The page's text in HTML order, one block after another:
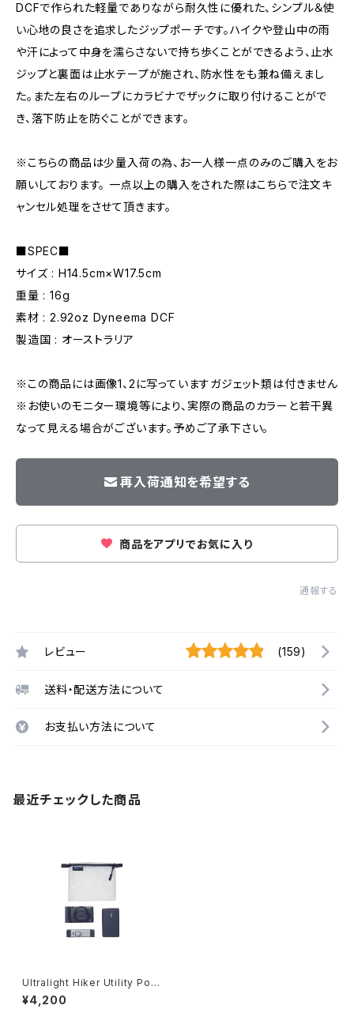
DCFで作られた軽量でありながら耐久性に優れた、シンプル＆使
い心地の良さを追求したジップポーチです。ハイクや登山中の雨
や汗によって中身を濡らさないで持ち歩くことができるよう、止水
ジップと裏面は止水テープが施され、防水性をも兼ね備えまし
た。また左右のループにカラビナでザックに取り付けることがで
き、落下防止を防ぐことができます。
※こちらの商品は少量入荷の為、お一人様一点のみのご購入をお
願いしております。 一点以上の購入をされた際はこちらで注文キ
ャンセル処理をさせて頂きます。
■SPEC■
サイズ : H14.5cm×W17.5cm
重量 : 16g
素材 : 2.92oz Dyneema DCF
製造国 : オーストラリア
※この商品には画像1、2に写っていますガジェット類は付きません
※お使いのモニター環境等により、実際の商品のカラーと若干異
なって見える場合がございます。予めご了承下さい。
再入荷通知を希望する
商品をアプリでお気に入り
通報する
レビュー (159)
送料・配送方法について
お支払い方法について
最近チェックした商品
Ultralight Hiker Utility Pou
ch
¥4,200